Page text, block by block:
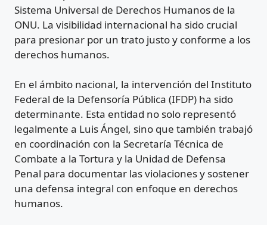
Sistema Universal de Derechos Humanos de la
ONU. La visibilidad internacional ha sido crucial
para presionar por un trato justo y conforme a los
derechos humanos.
En el ámbito nacional, la intervención del Instituto
Federal de la Defensoría Pública (IFDP) ha sido
determinante. Esta entidad no solo representó
legalmente a Luis Ángel, sino que también trabajó
en coordinación con la Secretaría Técnica de
Combate a la Tortura y la Unidad de Defensa
Penal para documentar las violaciones y sostener
una defensa integral con enfoque en derechos
humanos.